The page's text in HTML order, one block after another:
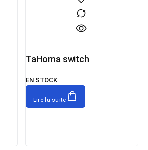
TaHoma switch
EN STOCK
Lire la suite